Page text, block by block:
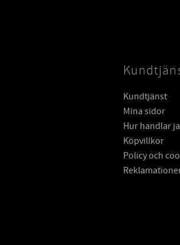
Kundtjänst
Mina sidor
Hur handlar
Köpvillkor
Policy och